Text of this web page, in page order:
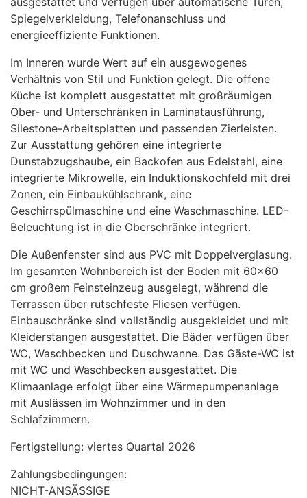
Spiegelverkleidung, Telefonanschluss und
energieeffiziente Funktionen.
Im Inneren wurde Wert auf ein ausgewogenes
Verhältnis von Stil und Funktion gelegt. Die offene
Küche ist komplett ausgestattet mit großräumigen
Ober- und Unterschränken in Laminatausführung,
Silestone-Arbeitsplatten und passenden Zierleisten.
Zur Ausstattung gehören eine integrierte
Dunstabzugshaube, ein Backofen aus Edelstahl, eine
integrierte Mikrowelle, ein Induktionskochfeld mit drei
Zonen, ein Einbaukühlschrank, eine
Geschirrspülmaschine und eine Waschmaschine. LED-
Beleuchtung ist in die Oberschränke integriert.
Die Außenfenster sind aus PVC mit Doppelverglasung.
Im gesamten Wohnbereich ist der Boden mit 60×60
cm großem Feinsteinzeug ausgelegt, während die
Terrassen über rutschfeste Fliesen verfügen.
Einbauschränke sind vollständig ausgekleidet und mit
Kleiderstangen ausgestattet. Die Bäder verfügen über
WC, Waschbecken und Duschwanne. Das Gäste-WC ist
mit WC und Waschbecken ausgestattet. Die
Klimaanlage erfolgt über eine Wärmepumpenanlage
mit Auslässen im Wohnzimmer und in den
Schlafzimmern.
Fertigstellung: viertes Quartal 2026
Zahlungsbedingungen:
NICHT-ANSÄSSIGE